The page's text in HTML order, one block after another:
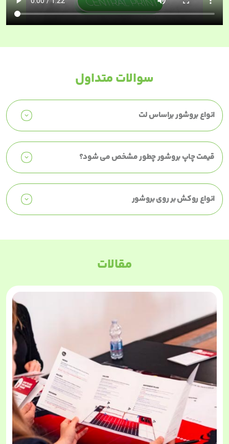
سوالات متداول
انواع بروشور براساس لت
قیمت چاپ بروشور چطور مشخص می شود؟
انواع روکش بر روی بروشور
مقالات